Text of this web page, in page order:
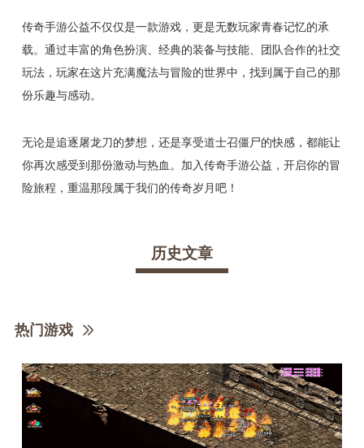
传奇手游公益不仅仅是一款游戏，更是无数玩家青春记忆的承
载。通过丰富的角色扮演、经典的装备与技能、团队合作的社交
玩法，玩家在这片充满魔法与冒险的世界中，找到属于自己的那
份乐趣与感动。
无论是追逐屠龙刀的梦想，还是享受道士召僵尸的快感，都能让
你再次感受到那份激动与热血。加入传奇手游公益，开启你的冒
险旅程，重温那段属于我们的传奇岁月吧！
历史文章
热门游戏